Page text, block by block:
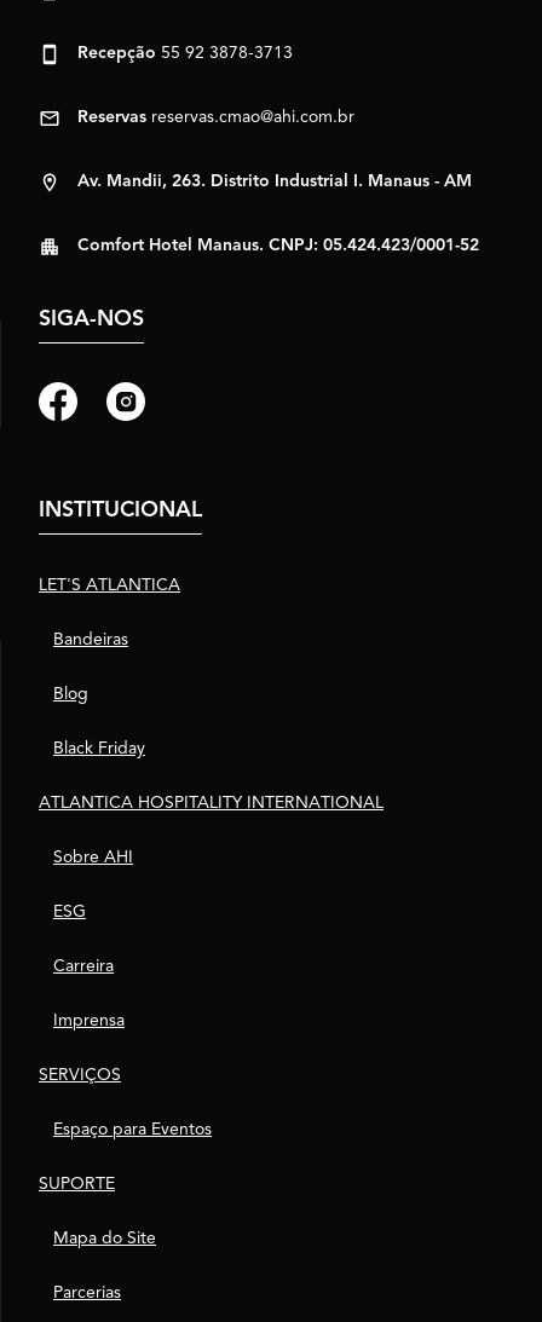
Recepção 55 92 3878-3713
Reservas reservas.cmao@ahi.com.br
Av. Mandii, 263. Distrito Industrial I. Manaus - AM
Comfort Hotel Manaus. CNPJ: 05.424.423/0001-52
SIGA-NOS
INSTITUCIONAL
LET'S ATLANTICA
Bandeiras
Blog
Black Friday
ATLANTICA HOSPITALITY INTERNATIONAL
Sobre AHI
ESG
Carreira
Imprensa
SERVIÇOS
Espaço para Eventos
SUPORTE
Mapa do Site
Parcerias